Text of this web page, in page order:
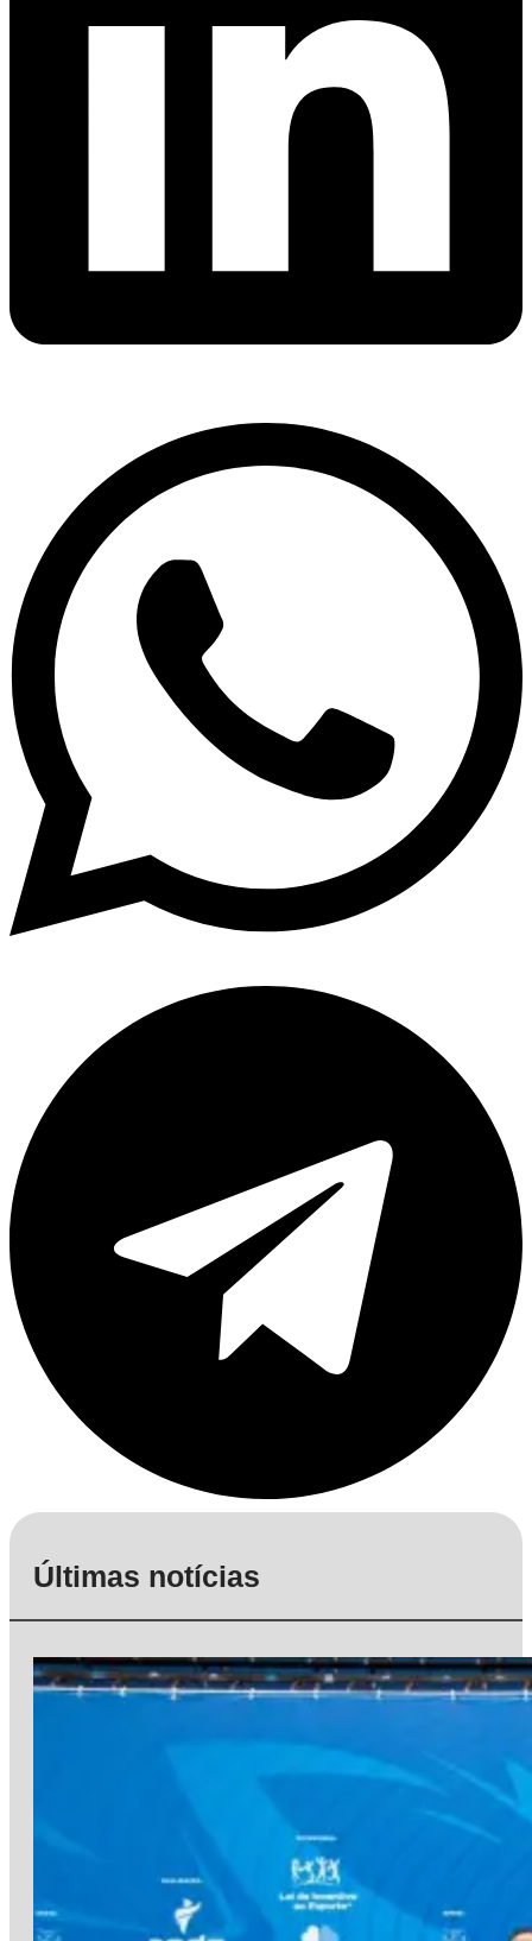
Últimas notícias